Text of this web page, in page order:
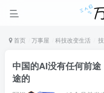
首页 万事屋 科技改变生活
中国的AI没有任何前
途的